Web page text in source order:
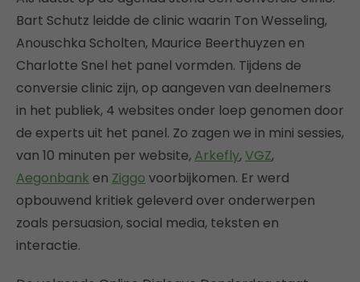
Bart Schutz leidde de clinic waarin Ton Wesseling,
Anouschka Scholten, Maurice Beerthuyzen en
Charlotte Snel het panel vormden. Tijdens de
conversie clinic zijn, op aangeven van deelnemers
in het publiek, 4 websites onder loep genomen door
de experts uit het panel. Zo zagen we in mini sessies,
van 10 minuten per website, Arkefly,VGZ,
Aegonbank en Ziggo voorbijkomen. Er werd
opbouwend kritiek geleverd over onderwerpen
zoals persuasion, social media, teksten en
interactie.